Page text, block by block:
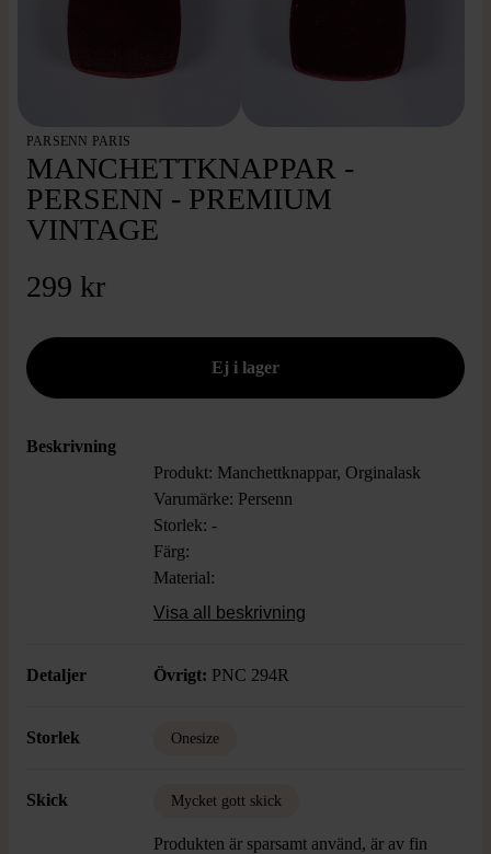
PARSENN PARIS
MANCHETTKNAPPAR -
PERSENN - PREMIUM
VINTAGE
299 kr
Beskrivning
Produkt: Manchettknappar, Orginalask
Varumärke: Persenn
Storlek: -
Färg:
Material:
Visa all beskrivning
Detaljer Övrigt: PNC 294R
Storlek Onesize
Skick Mycket gott skick
Produkten är sparsamt använd, är av fin